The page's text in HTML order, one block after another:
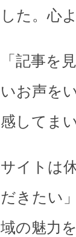
した。心
「記事を
いお声を
感してま
サイトは
だきたい
域の魅力